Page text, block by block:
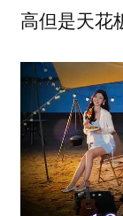
高但是天花